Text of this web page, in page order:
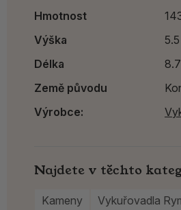
Hmotnost
Výška
Délka
Země původu
Výrobce:
Najdete v těchto
Kameny Vykuřovadla